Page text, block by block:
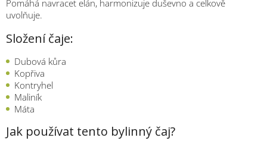
Pomáhá navracet elán, harmonizuje duševno a celkově
uvolňuje.
Složení čaje:
Dubová kůra
Kopřiva
Kontryhel
Maliník
Máta
Jak používat tento bylinný čaj?